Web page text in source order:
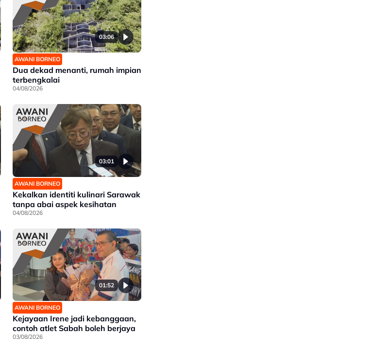
03:06
AWANI BORNEO
Dua dekad menanti, rumah impian
terbengkalai
04/08/2026
03:01
AWANI BORNEO
Kekalkan identiti kulinari Sarawak
tanpa abai aspek kesihatan
04/08/2026
01:52
AWANI BORNEO
Kejayaan Irene jadi kebanggaan,
contoh atlet Sabah boleh berjaya
03/08/2026